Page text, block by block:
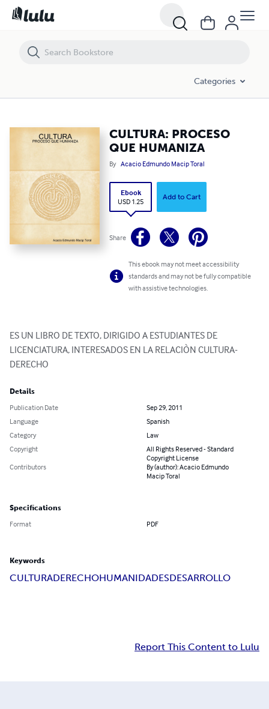
Categories
CULTURA: PROCESO
QUE HUMANIZA
By Acacio Edmundo Macip Toral
Ebook
USD 1.25
Add to Cart
Share
This ebook may not meet accessibility
standards and may not be fully compatible
with assistive technologies.
ES UN LIBRO DE TEXTO, DIRIGIDO A ESTUDIANTES DE
LICENCIATURA, INTERESADOS EN LA RELACIÒN CULTURA-
DERECHO
Details
Publication Date
Sep 29, 2011
Language
Spanish
Category
Law
Copyright
All Rights Reserved - Standard
Copyright License
Contributors
By (author): Acacio Edmundo
Macip Toral
Specifications
Format PDF
Keywords
CULTURADERECHOHUMANIDADESDESARROLLO
Report This Content to Lulu
CULTURA: PROCESO QUE HUMANIZA